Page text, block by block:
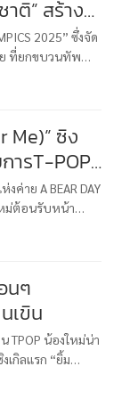
ติ” สร้าง
2025” ซึ่งจัด
ย ที่ยกขบวนทัพ
ซิง
ค่าย A BEAR DAY
หม่ต้อนรับหน้า
นๆ
เขิน
TPOP น้องใหม่น่า
เกิลแรก “ยิ้ม